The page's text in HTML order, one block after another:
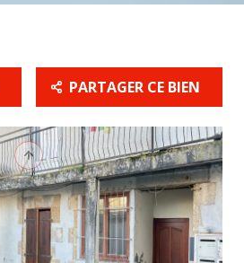
PARTAGER CE BIEN